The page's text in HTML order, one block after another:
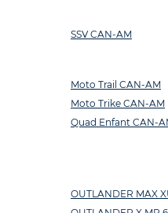
SSV CAN-AM
Moto Trail CAN-AM
Moto Trike CAN-AM
Quad Enfant CAN-
OUTLANDER MAX